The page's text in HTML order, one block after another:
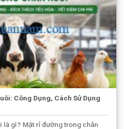
Công Dụng, Cách Sử Dụng
là gì? Mật rỉ đường trong chăn